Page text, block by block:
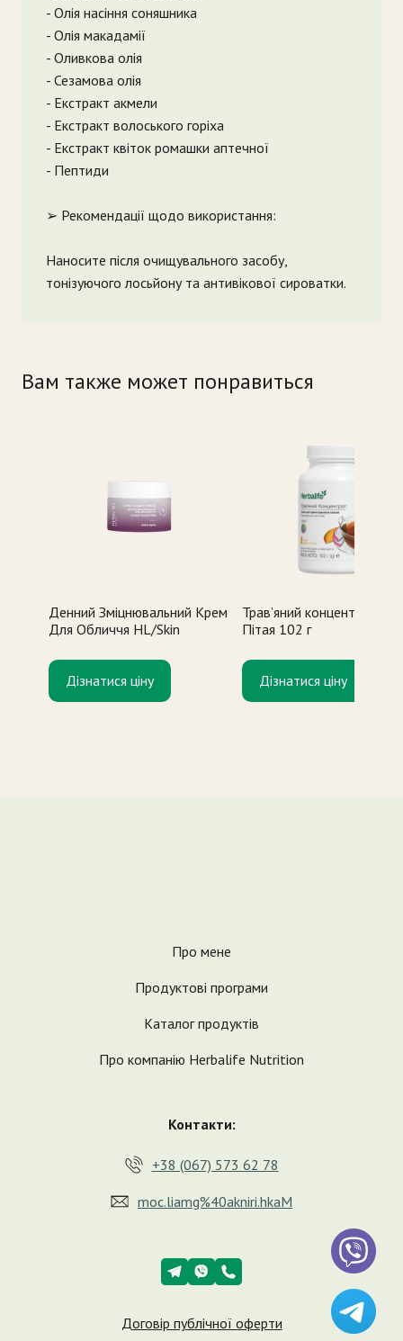
- Олія насіння соняшника
- Олія макадамії
- Оливкова олія
- Сезамова олія
- Екстракт акмели
- Екстракт волоського горіха
- Екстракт квіток ромашки аптечної
- Пептиди
➢ Рекомендації щодо використання:
Наносите після очищувального засобу,
тонізуючого лосьйону та антивікової сироватки.
Вам также может понравиться
Денний Зміцнювальний Крем
Для Обличчя HL/Skin
Дізнатися ціну
Трав’яний концентрат
Пітая 102 г
Дізнатися ціну
Про мене
Продуктові програми
Каталог продуктів
Про компанію Herbalife Nutrition
Контакти:
+38 (067) 573 62 78
moc.liamg%40akniri.hkaM
Договір публічної оферти